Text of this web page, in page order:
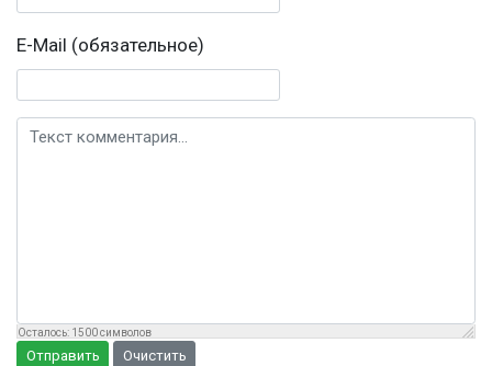
E-Mail (обязательное)
Текст комментария
Осталось: 1500символов
Отправить Очистить